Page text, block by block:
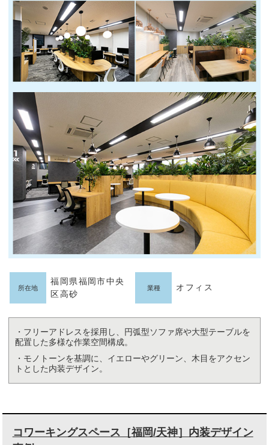
所在地
福岡県福岡市中央
区高砂
業種 オフィス
・フリーアドレスを採用し、円弧型ソファ席や大型テーブルを
配置した多様な作業空間構成。
・モノトーンを基調に、イエローやグリーン、木目をアクセン
トとした内装デザイン。
コワーキングスペース［福岡/天神］内装デザイン